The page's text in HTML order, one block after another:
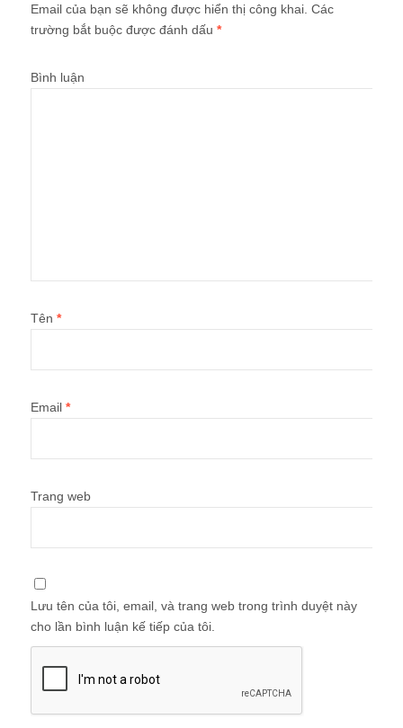
Email của bạn sẽ không được hiển thị công khai. Các
trường bắt buộc được đánh dấu *
Bình luận
Tên *
Email *
Trang web
Lưu tên của tôi, email, và trang web trong trình duyệt này
cho lần bình luận kế tiếp của tôi.